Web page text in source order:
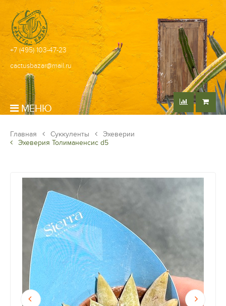
+7 (495) 103-47-23
cactusbazar@mail.ru
МЕНЮ
Главная Суккуленты
Эхеверии
Эхеверия Толиманенсис d5